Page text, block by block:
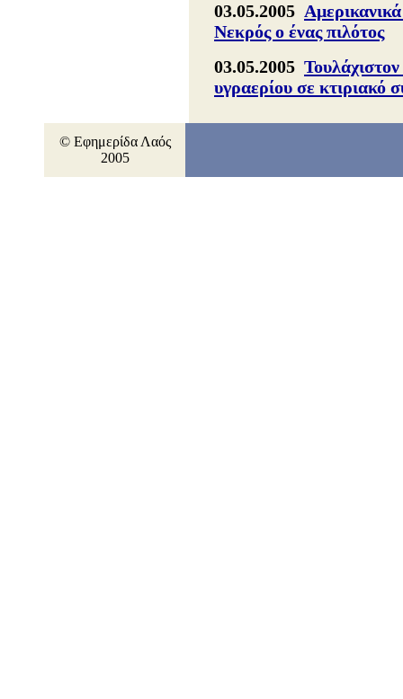
03.05.2005
Νεκρός ο ένας πιλότος
03.05.2005
υγραερίου σε κτιριακό
© Εφημερίδα Λαός
2005